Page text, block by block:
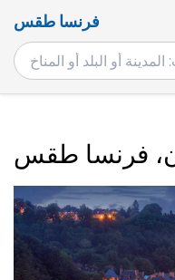
فرنسا طقس
فرنسا طقس